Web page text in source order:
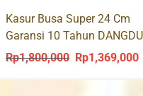
Kasur Busa Super 24 Cm
Garansi 10 Tahun
Central 180×200 cm
Rp1,800,000
Original
Rp1,369,000